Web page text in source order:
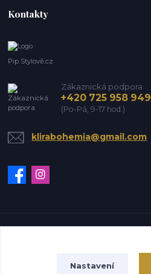
Kontakty
Pip Stylově.cz
Zákaznická podpora
+420 725 958 949
(Po-Pá, 9-17 hod.)
klirabohemia@gmail.com
Nastavení